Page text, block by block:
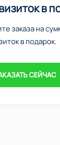
в
заказа на
в подарок.
СЕЙЧАС